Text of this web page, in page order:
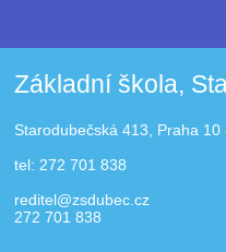
Základní škola,
Starodubečská 413, Praha
tel: 272 701 838
reditel@zsdubec.cz
272 701 838